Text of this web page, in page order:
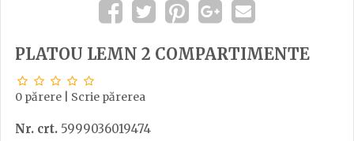
PLATOU LEMN 2 COMPARTIMENTE
0 părere Scrie părerea
Nr. crt. 5999036019474